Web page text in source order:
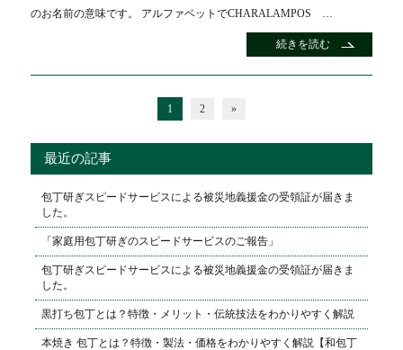
のお名前の意味です。 アルファベットでCHARALAMPOS …
続きを読む
1 2 »
最近の記事
包丁研ぎスピードサービスによる被災地義援金の受領証が届きま
した。
「家庭用包丁研ぎのスピードサービスのご報告」
包丁研ぎスピードサービスによる被災地義援金の受領証が届きま
した。
黒打ち包丁とは？特徴・メリット・伝統技法をわかりやすく解説
本焼き 包丁とは？特徴・製法・価格をわかりやすく解説【和包丁